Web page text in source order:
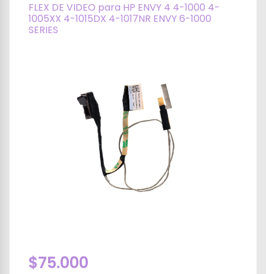
FLEX DE VIDEO para HP ENVY 4 4-1000 4-
1005XX 4-1015DX 4-1017NR ENVY 6-1000
SERIES
$75.000